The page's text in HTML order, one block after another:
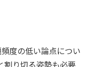
度の低い論点につい
割り切る姿勢も必要